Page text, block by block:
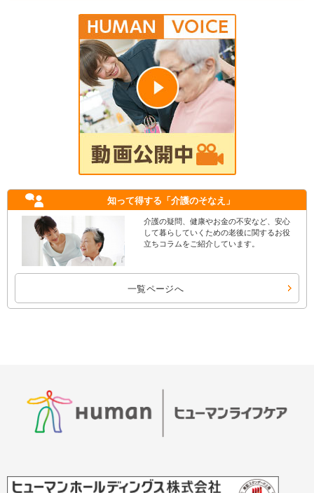
知って得する 「介護のそなえ」
介護の疑問、健康やお金の不安など、安心
して暮らしていくための老後に関するお役
立ちコラムをご紹介しています。
一覧ページへ